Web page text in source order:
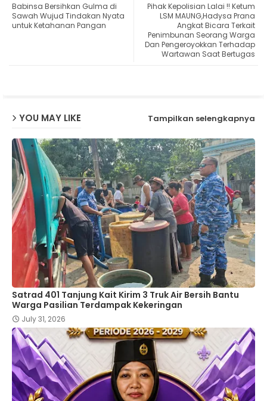
ats
ap
Pihak Kepolisian Lalai !! Ketum
LSM MAUNG,Hadysa Prana
Angkat Bicara Terkait
Penimbunan Seorang Warga
Dan Pengeroyokkan Terhadap
Wartawan Saat Bertugas
Babinsa Bersihkan Gulma di
Sawah Wujud Tindakan Nyata
untuk Ketahanan Pangan
YOU MAY LIKE Tampilkan selengkapnya
Satrad 401 Tanjung Kait Kirim 3 Truk Air Bersih Bantu
Warga Pasilian Terdampak Kekeringan
July 31, 2026